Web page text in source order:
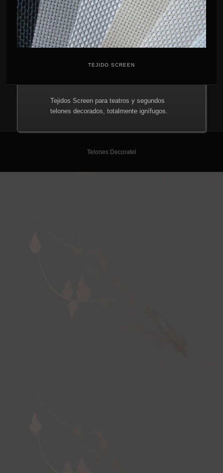
TEJIDO SCREEN
Tejidos Screen para teatros y segundos
telones decorados, totalmente ignífugos.
Telones Decoratel